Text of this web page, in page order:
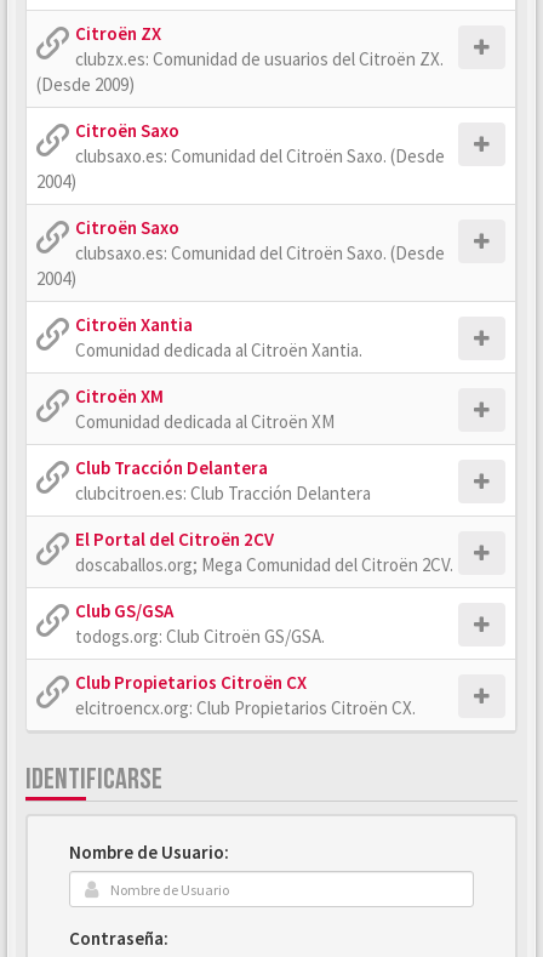
Citroën ZX
clubzx.es: Comunidad de usuarios del Citroën ZX.
(Desde 2009)
Citroën Saxo
clubsaxo.es: Comunidad del Citroën Saxo. (Desde
2004)
Citroën Saxo
clubsaxo.es: Comunidad del Citroën Saxo. (Desde
2004)
Citroën Xantia
Comunidad dedicada al Citroën Xantia.
Citroën XM
Comunidad dedicada al Citroën XM
Club Tracción Delantera
clubcitroen.es: Club Tracción Delantera
El Portal del Citroën 2CV
doscaballos.org; Mega Comunidad del Citroën 2CV.
Club GS/GSA
todogs.org: Club Citroën GS/GSA.
Club Propietarios Citroën CX
elcitroencx.org: Club Propietarios Citroën CX.
IDENTIFICARSE
Nombre de Usuario:
Contraseña: